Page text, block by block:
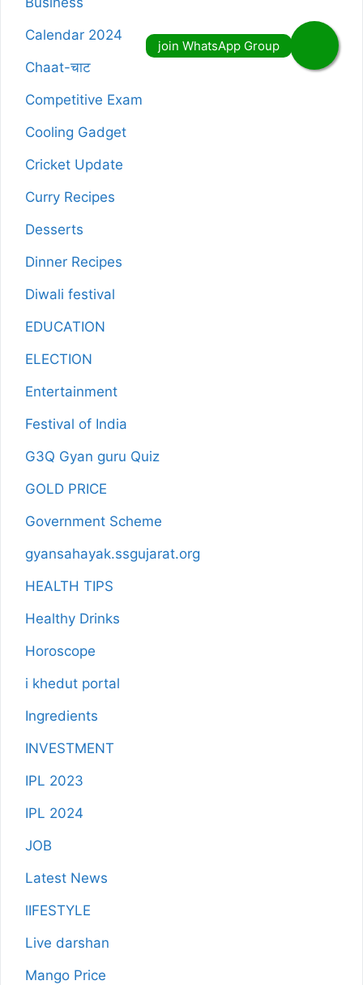
Calendar 2024
Chaat-चाट
Competitive Exam
Cooling Gadget
Cricket Update
Curry Recipes
Desserts
Dinner Recipes
Diwali festival
EDUCATION
ELECTION
Entertainment
Festival of India
G3Q Gyan guru Quiz
GOLD PRICE
Government Scheme
gyansahayak.ssgujarat.org
HEALTH TIPS
Healthy Drinks
Horoscope
i khedut portal
Ingredients
INVESTMENT
IPL 2023
IPL 2024
JOB
Latest News
lIFESTYLE
Live darshan
Mango Price